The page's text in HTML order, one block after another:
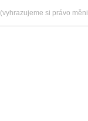
(vyhrazujeme si právo